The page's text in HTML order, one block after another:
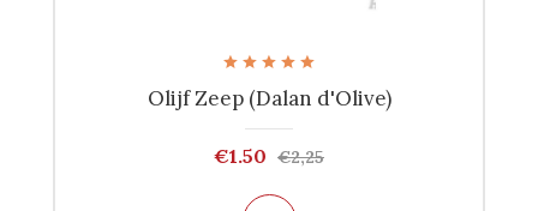
Olijf Zeep (Dalan d'Olive)
€1.50 €2,25